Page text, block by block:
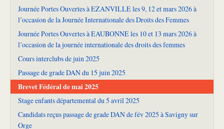
Journée Portes Ouvertes à EZANVILLE les 9, 12 et mars 2026 à
l’occasion de la Journée Internationale des Droits des Femmes
Journée Portes Ouvertes à EAUBONNE les 10 et 13 mars 2026 à
l’occasion de la journée internationale des droits des femmes
Cours interclubs de juin 2025
Passage de grade DAN du 15 juin 2025
Brevet Fédéral de mai 2025
Stage enfants départemental du 5 avril 2025
Candidats reçus passage de grade DAN de fév 2025 à Savigny sur
Orge